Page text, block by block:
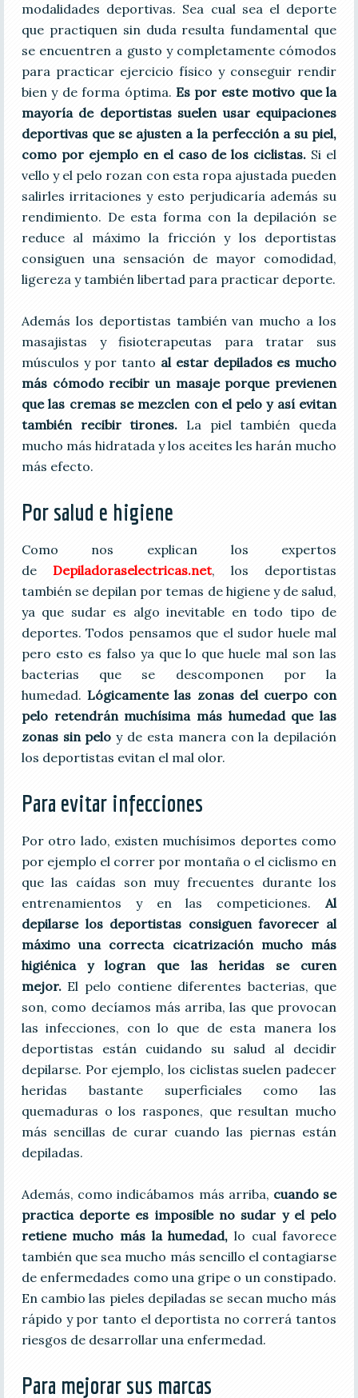
modalidades deportivas. Sea cual sea el deporte
que practiquen sin duda resulta fundamental que
se encuentren a gusto y completamente cómodos
para practicar ejercicio físico y conseguir rendir
bien y de forma óptima. Es por este motivo que la
mayoría de deportistas suelen usar equipaciones
deportivas que se ajusten a la perfección a su piel,
como por ejemplo en el caso de los ciclistas. Si el
vello y el pelo rozan con esta ropa ajustada pueden
salirles irritaciones y esto perjudicaría además su
rendimiento. De esta forma con la depilación se
reduce al máximo la fricción y los deportistas
consiguen una sensación de mayor comodidad,
ligereza y también libertad para practicar deporte.
Además los deportistas también van mucho a los
masajistas y fisioterapeutas para tratar sus
músculos y por tanto al estar depilados es mucho
más cómodo recibir un masaje porque previenen
que las cremas se mezclen con el pelo y así evitan
también recibir tirones. La piel también queda
mucho más hidratada y los aceites les harán mucho
más efecto.
Por salud e higiene
Como nos explican los expertos
de Depiladoraselectricas.net, los deportistas
también se depilan por temas de higiene y de salud,
ya que sudar es algo inevitable en todo tipo de
deportes. Todos pensamos que el sudor huele mal
pero esto es falso ya que lo que huele mal son las
bacterias que se descomponen por la
humedad.Lógicamente las zonas del cuerpo con
pelo retendrán muchísima más humedad que las
zonas sin pelo y de esta manera con la depilación
los deportistas evitan el mal olor.
Para evitar infecciones
Por otro lado, existen muchísimos deportes como
por ejemplo el correr por montaña o el ciclismo en
que las caídas son muy frecuentes durante los
entrenamientos y en las competiciones.Al
depilarse los deportistas consiguen favorecer al
máximo una correcta cicatrización mucho más
higiénica y logran que las heridas se curen
mejor.El pelo contiene diferentes bacterias, que
son, como decíamos más arriba, las que provocan
las infecciones, con lo que de esta manera los
deportistas están cuidando su salud al decidir
depilarse. Por ejemplo, los ciclistas suelen padecer
heridas bastante superficiales como las
quemaduras o los raspones, que resultan mucho
más sencillas de curar cuando las piernas están
depiladas.
Además, como indicábamos más arriba, cuando se
practica deporte es imposible no sudar y el pelo
retiene mucho más la humedad, lo cual favorece
también que sea mucho más sencillo el contagiarse
de enfermedades como una gripe o un constipado.
En cambio las pieles depiladas se secan mucho más
rápido y por tanto el deportista no correrá tantos
riesgos de desarrollar una enfermedad.
Para mejorar sus marcas